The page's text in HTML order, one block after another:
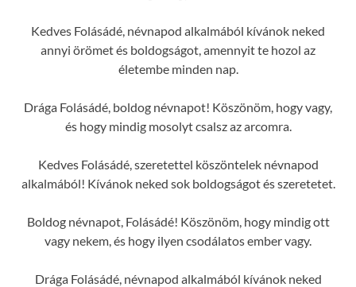
Kedves Folásádé, névnapod alkalmából kívánok neked
annyi örömet és boldogságot, amennyit te hozol az
életembe minden nap.
Drága Folásádé, boldog névnapot! Köszönöm, hogy vagy,
és hogy mindig mosolyt csalsz az arcomra.
Kedves Folásádé, szeretettel köszöntelek névnapod
alkalmából! Kívánok neked sok boldogságot és szeretetet.
Boldog névnapot, Folásádé! Köszönöm, hogy mindig ott
vagy nekem, és hogy ilyen csodálatos ember vagy.
Drága Folásádé, névnapod alkalmából kívánok neked